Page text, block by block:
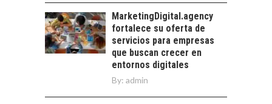
pymes en Chile:
alternativas que
trascienden el
crédito…
MarketingDigital.agency
fortalece su oferta de
servicios para empresas
que buscan crecer en
entornos digitales
By: admin